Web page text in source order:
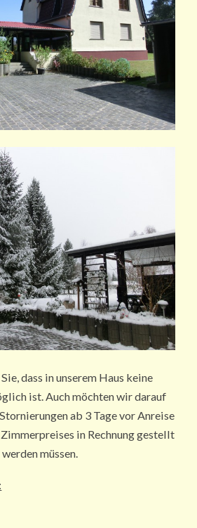
dass in unserem Haus keine
ist. Auch möchten wir darauf
ab 3 Tage vor Anreise
in Rechnung gestellt
werden müssen.